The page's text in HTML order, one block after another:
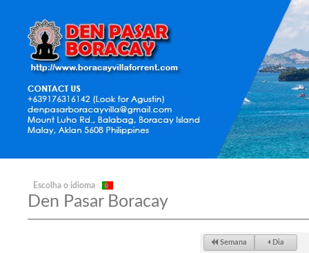
Escolha o idioma
Den Pasar Boracay
Semana Dia